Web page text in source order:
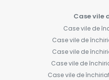
Case vile
Case vile de
Case vile de
Case vile de
Case vile de
Case vile de